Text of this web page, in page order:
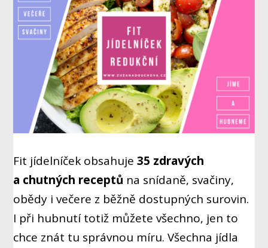
Fit jídelníček obsahuje35 zdravých
a chutných receptů na snídaně, svačiny,
obědy i večere z běžně dostupných surovin.
I při hubnutí totiž můžete všechno, jen to
chce znát tu správnou míru. Všechna jídla